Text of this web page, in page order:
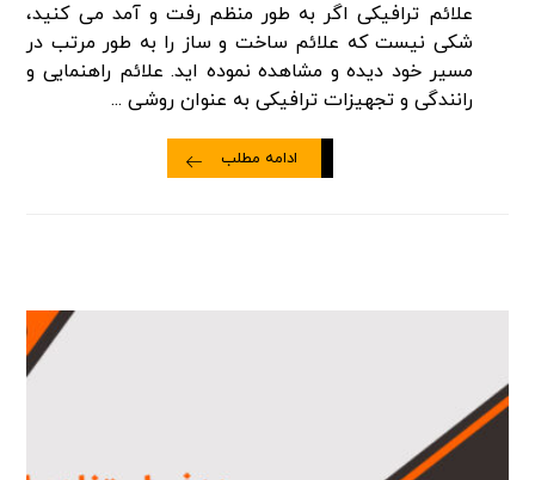
علائم ترافیکی اگر به طور منظم رفت و آمد می کنید،
شکی نیست که علائم ساخت و ساز را به طور مرتب در
مسیر خود دیده و مشاهده نموده اید. علائم راهنمایی و
رانندگی و تجهیزات ترافیکی به عنوان روشی ...
ادامه مطلب